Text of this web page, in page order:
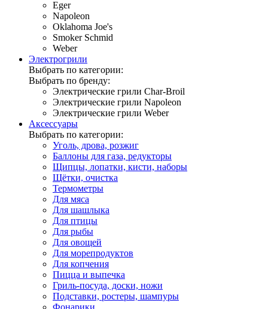
Eger
Napoleon
Oklahoma Joe's
Smoker Schmid
Weber
Электрогрили
Выбрать по категории:
Выбрать по бренду:
Электрические грили Char-Broil
Электрические грили Napoleon
Электрические грили Weber
Аксессуары
Выбрать по категории:
Уголь, дрова, розжиг
Баллоны для газа, редукторы
Щипцы, лопатки, кисти, наборы
Щётки, очистка
Термометры
Для мяса
Для шашлыка
Для птицы
Для рыбы
Для овощей
Для морепродуктов
Для копчения
Пицца и выпечка
Гриль-посуда, доски, ножи
Подставки, ростеры, шампуры
Фонарики